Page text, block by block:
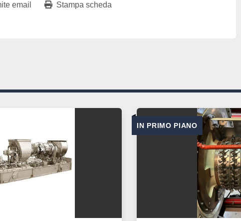
email Stampa scheda
IN PRIMO PIANO